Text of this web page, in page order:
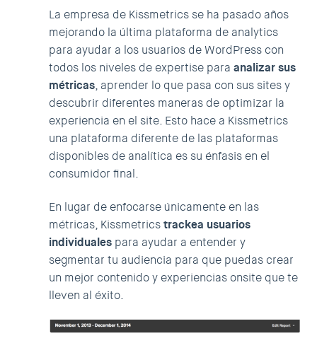
La empresa de Kissmetrics se ha pasado años
mejorando la última plataforma de analytics
para ayudar a los usuarios de WordPress con
todos los niveles de expertise para analizar sus
métricas, aprender lo que pasa con sus sites y
descubrir diferentes maneras de optimizar la
experiencia en el site. Esto hace a Kissmetrics
una plataforma diferente de las plataformas
disponibles de analítica es su énfasis en el
consumidor final.
En lugar de enfocarse únicamente en las
métricas, Kissmetricstrackea usuarios
individuales para ayudar a entender y
segmentar tu audiencia para que puedas crear
un mejor contenido y experiencias onsite que te
lleven al éxito.